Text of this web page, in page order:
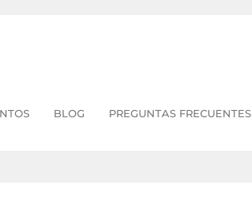
BLOG PREGUNTAS FRECUENTES